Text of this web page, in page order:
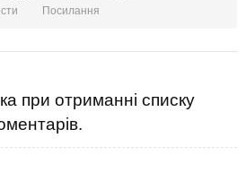
Посилання
при отриманні списку